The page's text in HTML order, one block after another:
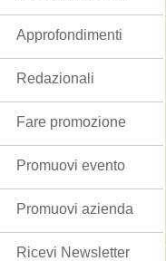
Approfondimenti
Redazionali
Fare promozione
Promuovi evento
Promuovi azienda
Ricevi Newsletter